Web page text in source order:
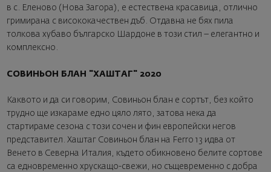
в с. Еленово (Нова Загора), е естествена красавица, отлично
гримирана с висококачествен дъб. Отдавна не бях пила
толкова хубаво българско Шардоне в този стил – елегантно и
комплексно.
СОВИНЬОН БЛАН "ХАШТАГ" 2020
Каквото и да си говорим, Совиньон блан е сортът, без който
трудно ще изкараме едно цяло лято, затова нека да
стартираме сезона с този сочен и фин европейски негов
представител. Хаштаг Совиньон блан на Ferro 13 идва от
Венето в Северна Италия, където обикновено белите сортове
са едновременно хрускащо-свежи, но същевременно с добра